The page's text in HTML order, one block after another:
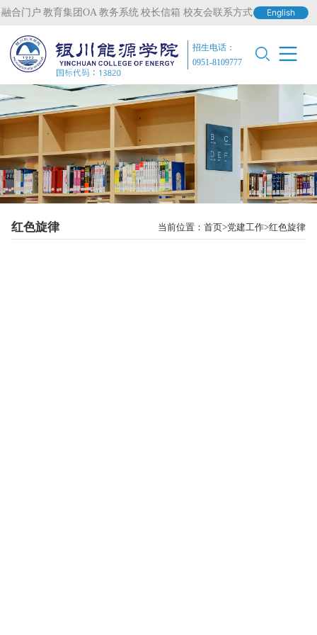
融合门户 教育集团OA 教务系统 校长信箱 校友会联系方式 English
招生电话：
0951-8109777
红色旋律 当前位置：首页 党建工作 红色旋律